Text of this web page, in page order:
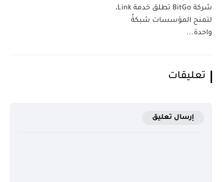
شركة BitGo تطلق خدمة Link،
لتمنح المؤسسات شبكةً
واحدة...
تعليقات
إرسال تعليق